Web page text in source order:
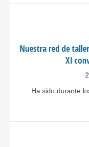
Nuestra red de
XI
Ha sido durante